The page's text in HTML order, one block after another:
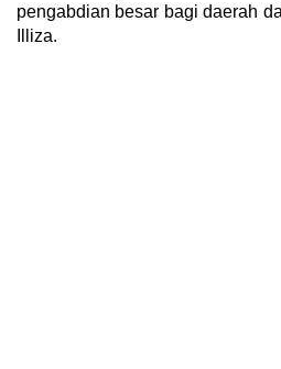
pengabdian besar bagi daerah
Illiza.